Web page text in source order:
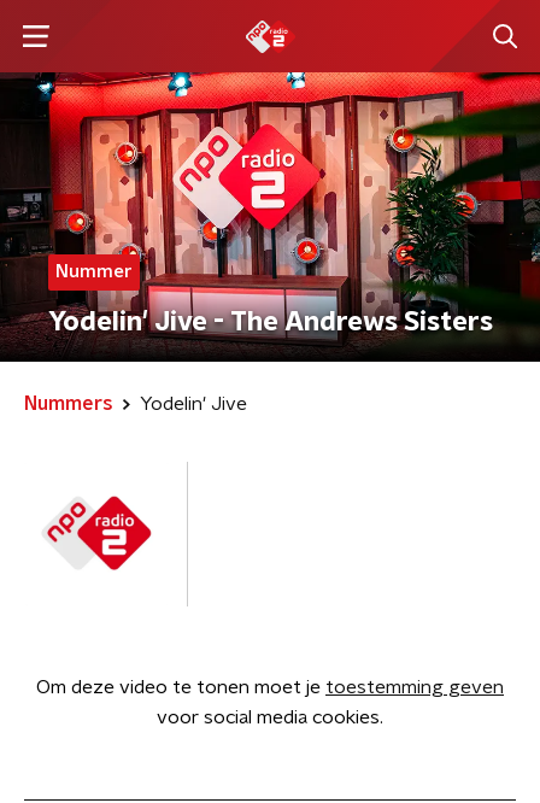
Nummer
Yodelin' Jive - The Andrews Sisters
Nummers Yodelin' Jive
Om deze video te tonen moet je toestemming geven
voor social media cookies.